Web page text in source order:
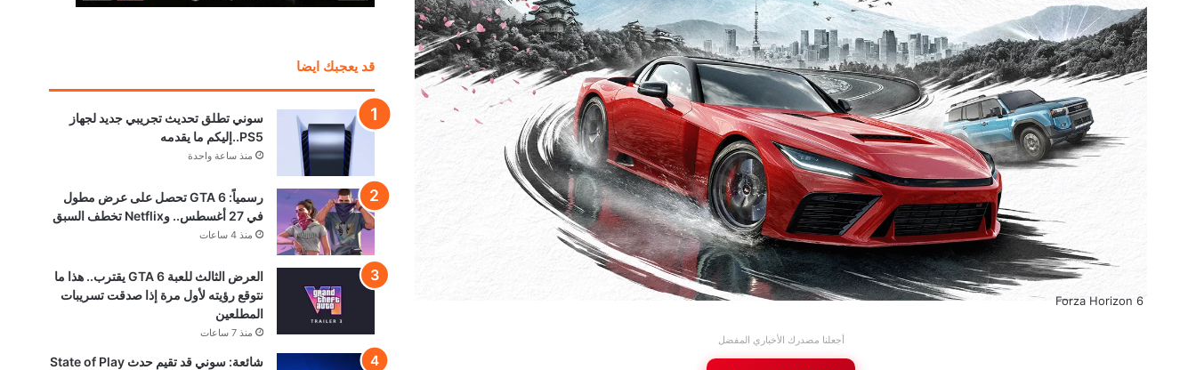
Forza Horizon 6
أجعلنا مصدرك الأخباري المفضل
قد يعجبك ايضا
سوني تطلق تحديث تجريبي جديد لجهاز
PS5..إليكم ما يقدمه
منذ ساعة واحدة
رسمياً: GTA 6 تحصل على عرض مطول
في 27 أغسطس.. وNetflix تخطف السبق
منذ 4 ساعات
العرض الثالث للعبة GTA 6 يقترب.. هذا ما
نتوقع رؤيته لأول مرة إذا صدقت تسريبات
المطلعين
منذ 7 ساعات
شائعة: سوني قد تقيم حدث State of Play